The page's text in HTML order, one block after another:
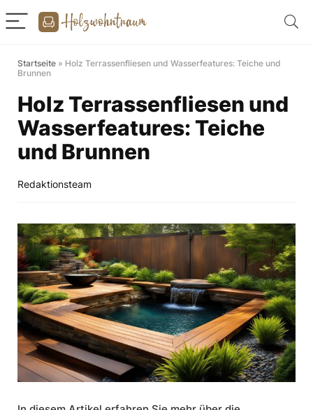
Startseite » Holz Terrassenfliesen und Wasserfeatures: Teiche und
Brunnen
Holz Terrassenfliesen und
Wasserfeatures: Teiche
und Brunnen
Redaktionsteam